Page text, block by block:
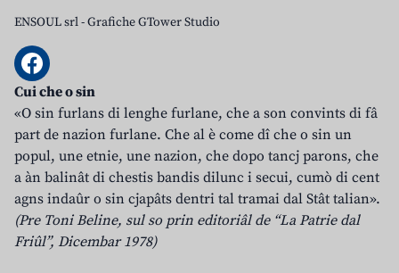
ENSOUL srl-Grafiche GTower Studio
Cui che o sin
«O sin furlans di lenghe furlane, che a son convints di fâ
part de nazion furlane. Che al è come dî che o sin un
popul, une etnie, une nazion, che dopo tancj parons, che
a àn balinât di chestis bandis dilunc i secui, cumò di cent
agns indaûr o sin cjapâts dentri tal tramai dal Stât talian».
(Pre Toni Beline, sul so prin editoriâl de “La Patrie dal
Friûl”, Dicembar 1978)